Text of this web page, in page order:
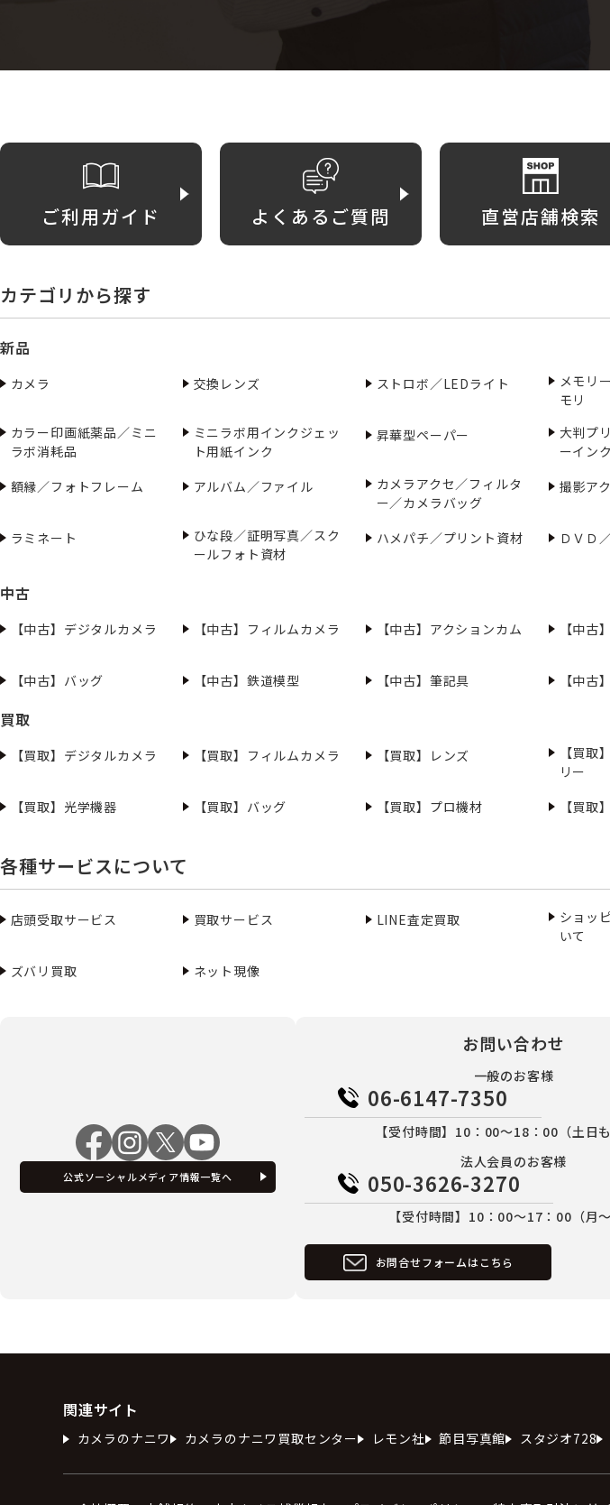
ご利用ガイド よくあるご質問 直営店舗検索
カテゴリから探す
新品
カメラ 交換レンズ ストロボ／LEDライト
メモリ
モリ
カラー印画紙薬品／ミニ
ラボ消耗品
ミニラボ用インクジェッ
ト用紙インク
昇華型ペーパー
大判プ
ーインク
額縁／フォトフレーム
アルバム／ファイル
カメラアクセ／フィルタ
ー／カメラバッグ
撮影ア
ラミネート
ひな段／証明写真／スク
ールフォト資材
ハメパチ／プリント資材 ＤＶＤ
中古
【中古】デジタルカメラ 【中古】フィルムカメラ 【中古】アクションカム 【中古
【中古】バッグ 【中古】鉄道模型 【中古】筆記具 【中古
買取
【買取】デジタルカメラ 【買取】フィルムカメラ 【買取】レンズ
【買取
リー
【買取】光学機器
【買取】バッグ 【買取】プロ機材 【買取
各種サービスについて
店頭受取サービス 買取サービス LINE査定買取
ショッ
いて
ズバリ買取 ネット現像
公式ソーシャルメディア情報一覧へ
お問い合わせ
一般のお客様
06-6147-7350
【受付時間】10：00～18：00（土日も
法人会員のお客様
050-3626-3270
【受付時間】10：00～17：00（月～
お問合せフォームはこちら
関連サイト
カメラのナニワ カメラのナニワ買取センター レモン社 節目写真館 スタジオ728